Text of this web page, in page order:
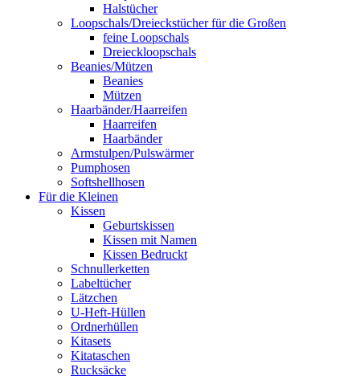
Halstücher
Loopschals/Dreieckstücher für die Großen
feine Loopschals
Dreieckloopschals
Beanies/Mützen
Beanies
Mützen
Haarbänder/Haarreifen
Haarreifen
Haarbänder
Armstulpen/Pulswärmer
Pumphosen
Softshellhosen
Für die Kleinen
Kissen
Geburtskissen
Kissen mit Namen
Kissen Bedruckt
Schnullerketten
Labeltücher
Lätzchen
U-Heft-Hüllen
Ordnerhüllen
Kitasets
Kitataschen
Rucksäcke